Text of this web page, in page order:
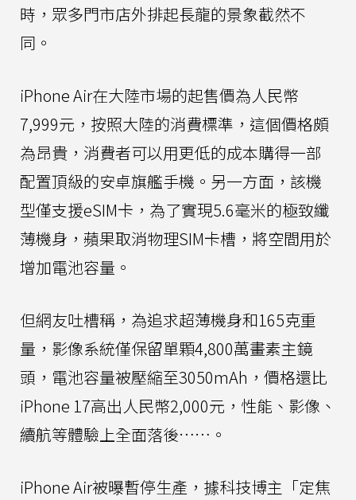
時，眾多門市店外排起長龍的景象截然不
同。
iPhone Air在大陸市場的起售價為人民幣
7,999元，按照大陸的消費標準，這個價格頗
為昂貴，消費者可以用更低的成本購得一部
配置頂級的安卓旗艦手機。另一方面，該機
型僅支援eSIM卡，為了實現5.6毫米的極致纖
薄機身，蘋果取消物理SIM卡槽，將空間用於
增加電池容量。
但網友吐槽稱，為追求超薄機身和165克重
量，影像系統僅保留單顆4,800萬畫素主鏡
頭，電池容量被壓縮至3050mAh，價格還比
iPhone 17高出人民幣2,000元，性能、影像、
續航等體驗上全面落後……。
iPhone Air被曝暫停生產，據科技博主「定焦